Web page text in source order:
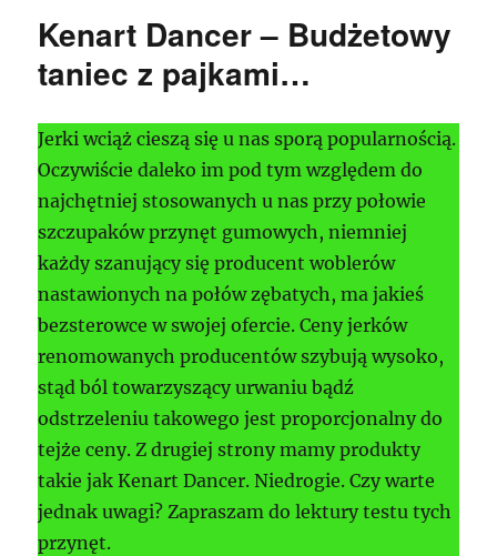
Kenart Dancer – Budżetowy
taniec z pajkami…
Jerki wciąż cieszą się u nas sporą popularnością.
Oczywiście daleko im pod tym względem do
najchętniej stosowanych u nas przy połowie
szczupaków przynęt gumowych, niemniej
każdy szanujący się producent woblerów
nastawionych na połów zębatych, ma jakieś
bezsterowce w swojej ofercie. Ceny jerków
renomowanych producentów szybują wysoko,
stąd ból towarzyszący urwaniu bądź
odstrzeleniu takowego jest proporcjonalny do
tejże ceny. Z drugiej strony mamy produkty
takie jak Kenart Dancer. Niedrogie. Czy warte
jednak uwagi? Zapraszam do lektury testu tych
przynęt.